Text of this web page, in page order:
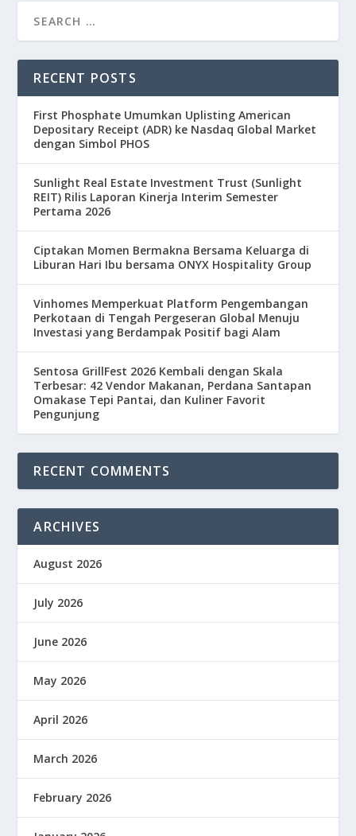
RECENT POSTS
First Phosphate Umumkan Uplisting American
Depositary Receipt (ADR) ke Nasdaq Global Market
dengan Simbol PHOS
Sunlight Real Estate Investment Trust (Sunlight
REIT) Rilis Laporan Kinerja Interim Semester
Pertama 2026
Ciptakan Momen Bermakna Bersama Keluarga di
Liburan Hari Ibu bersama ONYX Hospitality Group
Vinhomes Memperkuat Platform Pengembangan
Perkotaan di Tengah Pergeseran Global Menuju
Investasi yang Berdampak Positif bagi Alam
Sentosa GrillFest 2026 Kembali dengan Skala
Terbesar: 42 Vendor Makanan, Perdana Santapan
Omakase Tepi Pantai, dan Kuliner Favorit
Pengunjung
RECENT COMMENTS
ARCHIVES
August 2026
July 2026
June 2026
May 2026
April 2026
March 2026
February 2026